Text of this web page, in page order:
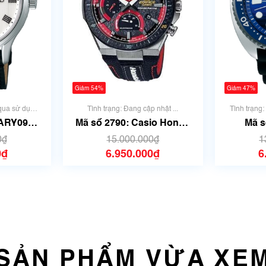
sử dụng
xước)
|
3433
Giảm 54%
Tình trạng: Đang cập nhật ...
Mã số 2790: Casio Honda
Racing Limited EDIFICE
EFS-560HR-1A | Size
42mm
15.000.000₫
6.950.000₫
Giảm 47%
Tình
Mã
PHẨM VỪA XEM